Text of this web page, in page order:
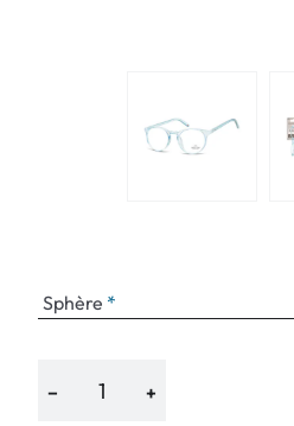
Sphère
− +